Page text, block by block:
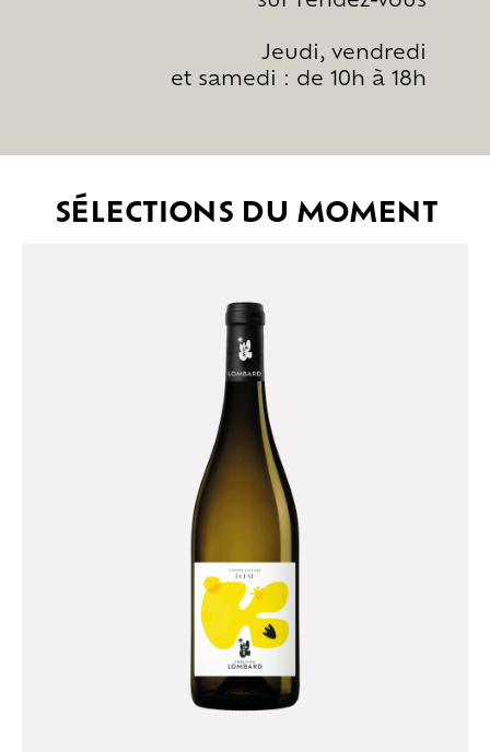
Jeudi, vendredi
et samedi : de 10h à 18h
SÉLECTIONS DU MOMENT